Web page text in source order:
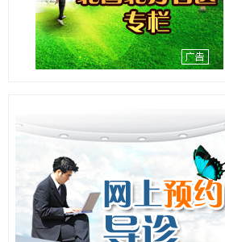
【详情】
吕明明
职称：主任医师
高晓宇
职务：浑南一分中心站长
职称：副主任医师
工作单位：沈阳急救中心